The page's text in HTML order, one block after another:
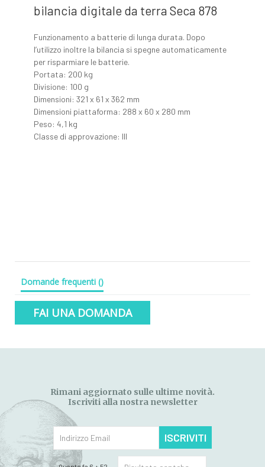
bilancia digitale da terra Seca 878
Funzionamento a batterie di lunga durata. Dopo
l’utilizzo inoltre la bilancia si spegne automaticamente
per risparmiare le batterie.
Portata: 200 kg
Divisione: 100 g
Dimensioni: 321 x 61 x 362 mm
Dimensioni piattaforma: 288 x 60 x 280 mm
Peso: 4,1 kg
Classe di approvazione: III
Domande frequenti ()
FAI UNA DOMANDA
Rimani aggiornato sulle ultime novità.
Iscriviti alla nostra newsletter
ISCRIVITI